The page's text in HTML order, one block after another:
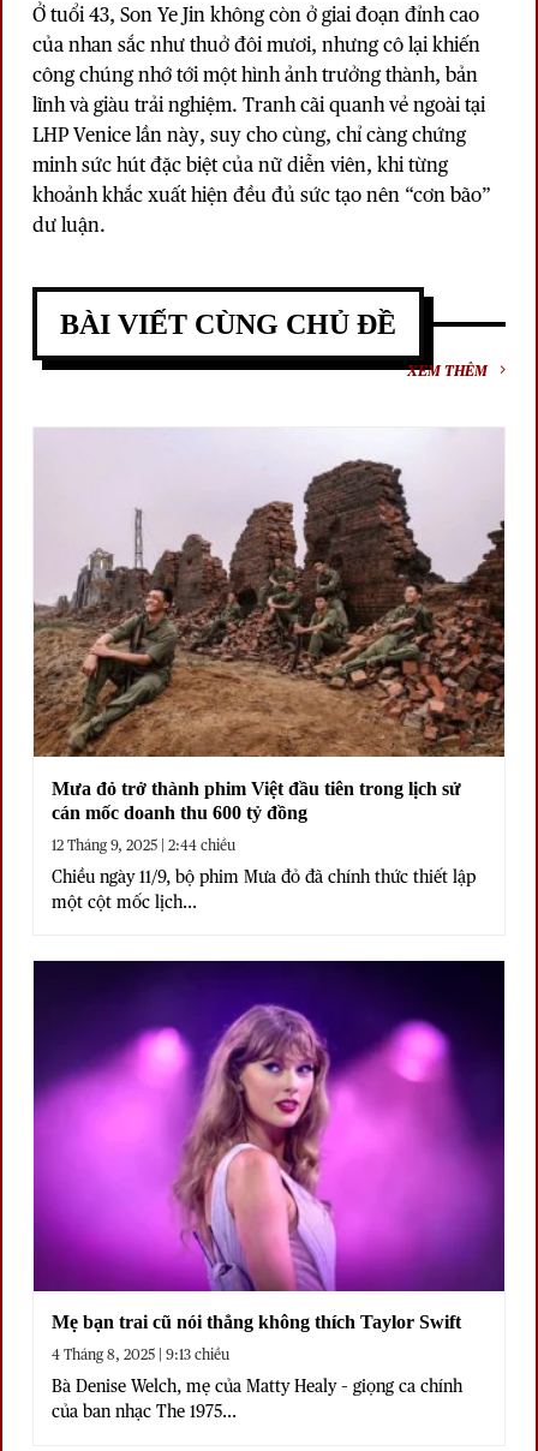
Ở tuổi 43, Son Ye Jin không còn ở giai đoạn đỉnh cao
của nhan sắc như thuở đôi mươi, nhưng cô lại khiến
công chúng nhớ tới một hình ảnh trưởng thành, bản
lĩnh và giàu trải nghiệm. Tranh cãi quanh vẻ ngoài tại
LHP Venice lần này, suy cho cùng, chỉ càng chứng
minh sức hút đặc biệt của nữ diễn viên, khi từng
khoảnh khắc xuất hiện đều đủ sức tạo nên “cơn bão”
dư luận.
BÀI VIẾT CÙNG CHỦ ĐỀ
XEM THÊM
Mưa đỏ trở thành phim Việt đầu tiên trong lịch sử
cán mốc doanh thu 600 tỷ đồng
12 Tháng 9, 2025 | 2:44 chiều
Chiều ngày 11/9, bộ phim Mưa đỏ đã chính thức thiết lập
một cột mốc lịch...
Mẹ bạn trai cũ nói thẳng không thích Taylor Swift
4 Tháng 8, 2025 | 9:13 chiều
Bà Denise Welch, mẹ của Matty Healy – giọng ca chính
của ban nhạc The 1975...